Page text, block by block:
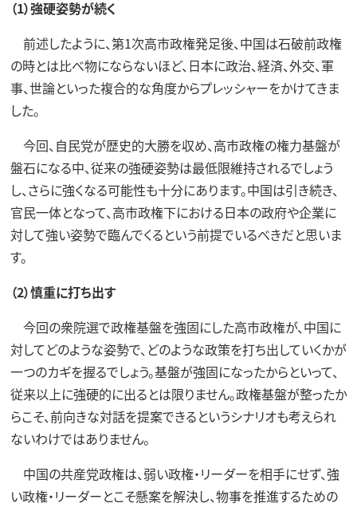
（1）強硬姿勢が続く
前述したように、第1次高市政権発足後、中国は石破前政権
の時とは比べ物にならないほど、日本に政治、経済、外交、軍
事、世論といった複合的な角度からプレッシャーをかけてきま
した。
今回、自民党が歴史的大勝を収め、高市政権の権力基盤が
盤石になる中、従来の強硬姿勢は最低限維持されるでしょう
し、さらに強くなる可能性も十分にあります。中国は引き続き、
官民一体となって、高市政権下における日本の政府や企業に
対して強い姿勢で臨んでくるという前提でいるべきだと思いま
す。
（2）慎重に打ち出す
今回の衆院選で政権基盤を強固にした高市政権が、中国に
対してどのような姿勢で、どのような政策を打ち出していくかが
一つのカギを握るでしょう。基盤が強固になったからといって、
従来以上に強硬的に出るとは限りません。政権基盤が整ったか
らこそ、前向きな対話を提案できるというシナリオも考えられ
ないわけではありません。
中国の共産党政権は、弱い政権・リーダーを相手にせず、強
い政権・リーダーとこそ懸案を解決し、物事を推進するための